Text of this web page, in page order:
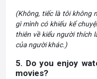
(Không, tiếc là tôi không
gì mình có khiếu kể
thiên về kiểu người thích
của người khác.)
5. Do you enjoy
movies?